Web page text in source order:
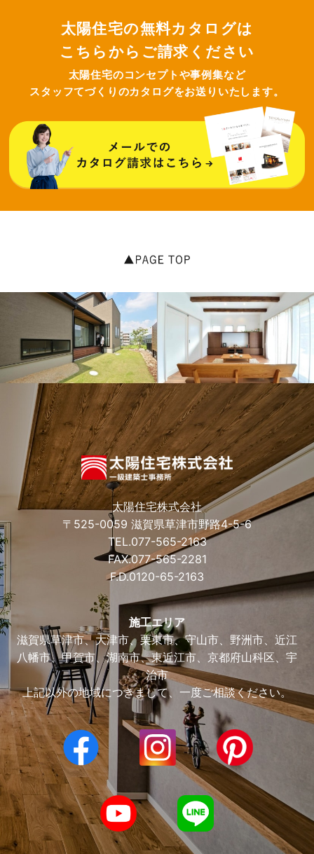
太陽住宅の無料カタログは
こちらからご請求ください
太陽住宅のコンセプトや事例集など
スタッフてづくりのカタログをお送りいたします。
太陽住宅株式会社
〒525-0059 滋賀県草津市野路4-5-6
TEL.077-565-2163
FAX.077-565-2281
F.D.0120-65-2163
施工エリア
滋賀県草津市、大津市、栗東市、守山市、野洲市、近江
八幡市、甲賀市、湖南市、東近江市、京都府山科区、宇
治市
上記以外の地域につきまして、一度ご相談ください。